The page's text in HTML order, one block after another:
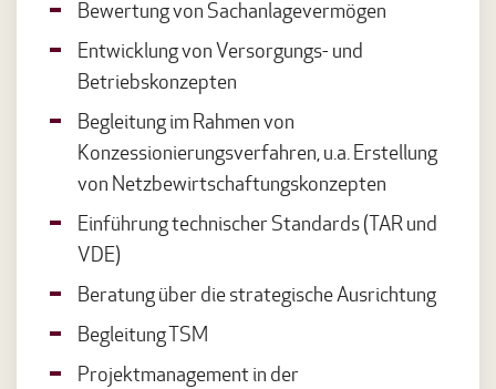
Bewertung von Sachanlagevermögen
Entwicklung von Versorgungs- und
Betriebskonzepten
Begleitung im Rahmen von
Konzessionierungsverfahren, u.a. Erstellung
von Netzbewirtschaftungskonzepten
Einführung technischer Standards (TAR und
VDE)
Beratung über die strategische Ausrichtung
Begleitung TSM
Projektmanagement in der